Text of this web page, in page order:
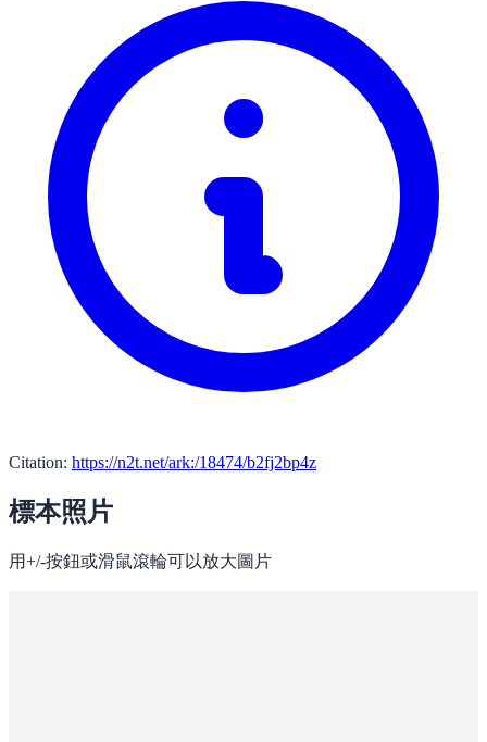
Citation: https://n2t.net/ark:/18474/b2fj2bp4z
標本照片
用+/-按鈕或滑鼠滾輪可以放大圖片